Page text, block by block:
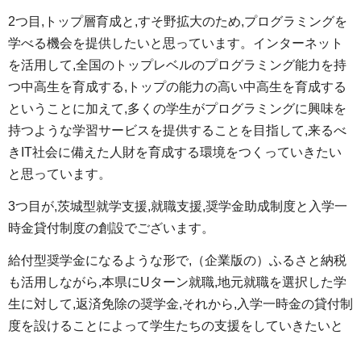
2つ目,トップ層育成と,すそ野拡大のため,プログラミングを
学べる機会を提供したいと思っています。インターネット
を活用して,全国のトップレベルのプログラミング能力を持
つ中高生を育成する,トップの能力の高い中高生を育成する
ということに加えて,多くの学生がプログラミングに興味を
持つような学習サービスを提供することを目指して,来るべ
きIT社会に備えた人財を育成する環境をつくっていきたい
と思っています。
3つ目が,茨城型就学支援,就職支援,奨学金助成制度と入学一
時金貸付制度の創設でございます。
給付型奨学金になるような形で,（企業版の）ふるさと納税
も活用しながら,本県にUターン就職,地元就職を選択した学
生に対して,返済免除の奨学金,それから,入学一時金の貸付制
度を設けることによって学生たちの支援をしていきたいと